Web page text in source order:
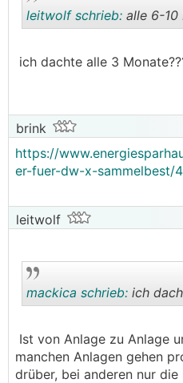
leitwolf schrieb: alle 6-10
ich dachte alle 3
brink
https://
er-fuer-dw-x-sammelbest/
leitwolf
..
mackica schrieb: ich
Ist von Anlage zu Anlage
manchen Anlagen gehen
drüber, bei anderen nur